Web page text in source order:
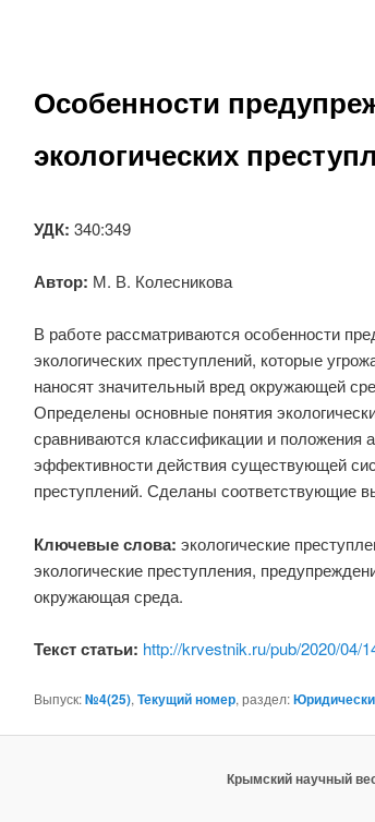
Особенности
экологических
УДК: 340:349
Автор: М. В. Колесникова
В работе рассматриваются особенности
экологических преступлений, которые
наносят значительный вред окружающей
Определены основные понятия
сравниваются классификации и положения
эффективности действия существующей
преступлений. Сделаны соответствующие
Ключевые слова: экологические
экологические преступления,
окружающая среда.
Текст статьи: http://krvestnik.ru/pub/2020/04/
Выпуск:№4(25), Текущий номер, раздел:
Крымский научный